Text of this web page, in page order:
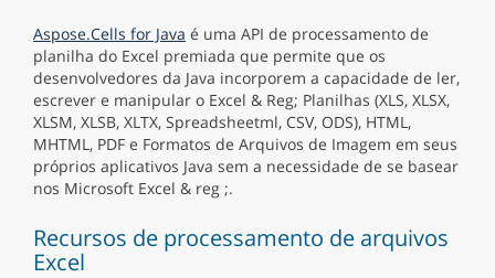
Aspose.Cells for Java é uma API de processamento de
planilha do Excel premiada que permite que os
desenvolvedores da Java incorporem a capacidade de ler,
escrever e manipular o Excel & Reg; Planilhas (XLS, XLSX,
XLSM, XLSB, XLTX, Spreadsheetml, CSV, ODS), HTML,
MHTML, PDF e Formatos de Arquivos de Imagem em seus
próprios aplicativos Java sem a necessidade de se basear
nos Microsoft Excel & reg ;.
Recursos de processamento de arquivos
Excel